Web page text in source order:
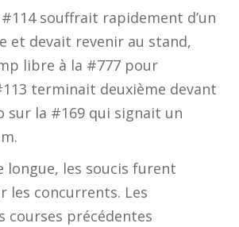
#114 souffrait rapidement d’un
et devait revenir au stand,
libre à la #777 pour
terminait deuxième devant
sur la #169 qui signait un
longue, les soucis furent
les concurrents. Les
courses précédentes